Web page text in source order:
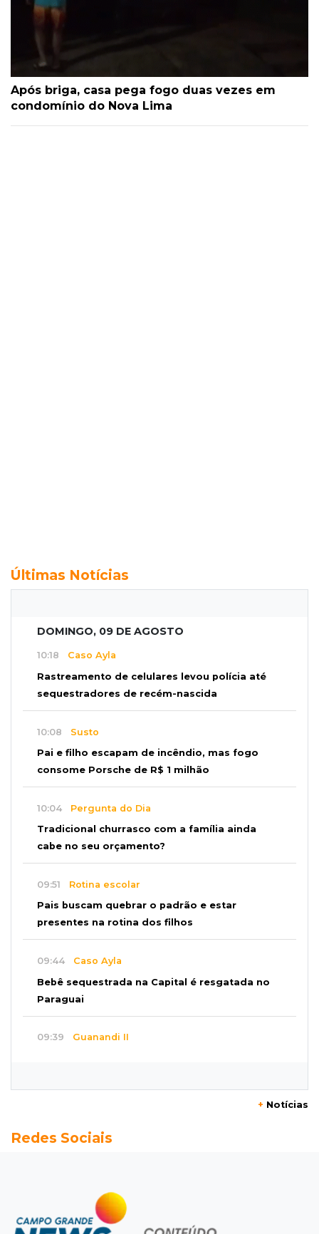
Após briga, casa pega fogo duas vezes em
condomínio do Nova Lima
Últimas Notícias
DOMINGO, 09 DE AGOSTO
10:18 Caso Ayla
Rastreamento de celulares levou polícia até
sequestradores de recém-nascida
10:08 Susto
Pai e filho escapam de incêndio, mas fogo
consome Porsche de R$ 1 milhão
10:04 Pergunta do Dia
Tradicional churrasco com a família ainda
cabe no seu orçamento?
09:51 Rotina escolar
Pais buscam quebrar o padrão e estar
presentes na rotina dos filhos
09:44 Caso Ayla
Bebê sequestrada na Capital é resgatada no
Paraguai
09:39 Guanandi II
Carro bate em poste e deixa casas e
Parceria firmada
Federação de futebol assume manutenção de
dois estádios de Campo Grande
+ Notícias
Redes Sociais